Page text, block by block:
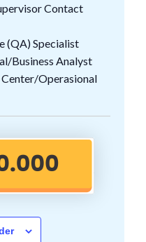
Contact
(QA) Specialist
Business Analyst
Operasional